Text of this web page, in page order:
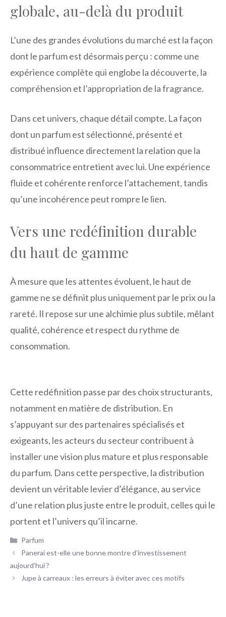
globale, au-delà du produit
L’une des grandes évolutions du marché est la façon
dont le parfum est désormais perçu : comme une
expérience complète qui englobe la découverte, la
compréhension et l’appropriation de la fragrance.
Dans cet univers, chaque détail compte. La façon
dont un parfum est sélectionné, présenté et
distribué influence directement la relation que la
consommatrice entretient avec lui. Une expérience
fluide et cohérente renforce l’attachement, tandis
qu’une incohérence peut rompre le lien.
Vers une redéfinition durable
du haut de gamme
À mesure que les attentes évoluent, le haut de
gamme ne se définit plus uniquement par le prix ou la
rareté. Il repose sur une alchimie plus subtile, mêlant
qualité, cohérence et respect du rythme de
consommation.
Cette redéfinition passe par des choix structurants,
notamment en matière de distribution. En
s’appuyant sur des partenaires spécialisés et
exigeants, les acteurs du secteur contribuent à
installer une vision plus mature et plus responsable
du parfum. Dans cette perspective, la distribution
devient un véritable levier d’élégance, au service
d’une relation plus juste entre le produit, celles qui le
portent et l’univers qu’il incarne.
Catégories
Parfum
Panerai est-elle une bonne montre d’investissement
aujourd’hui ?
Jupe à carreaux : les erreurs à éviter avec ces motifs